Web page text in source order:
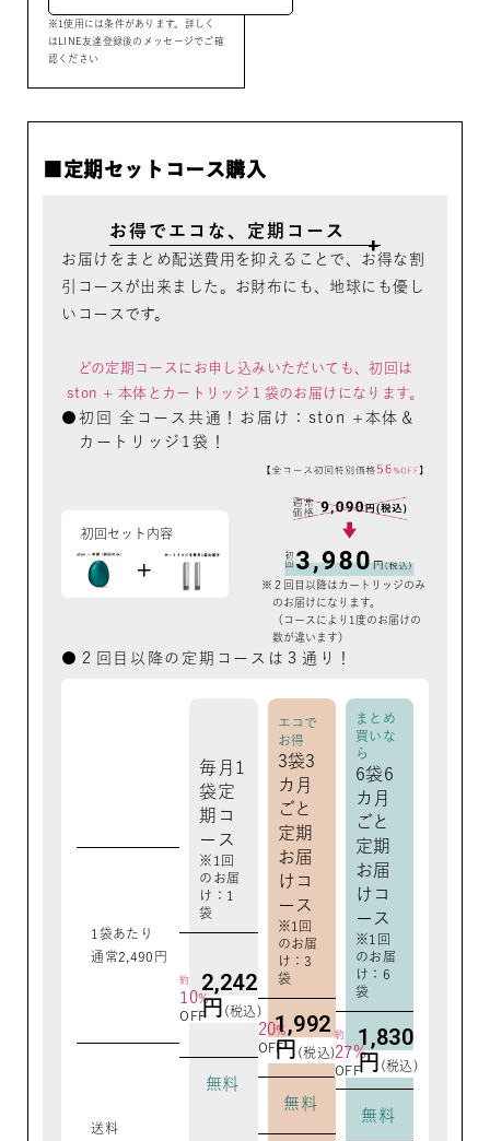
※1使用には条件があります。詳しく
はLINE友達登録後のメッセージでご確
認ください
■定期セットコース購入
お得でエコな、定期コース
お届けをまとめ配送費用を抑えることで、お得な割
引コースが出来ました。お財布にも、地球にも優し
いコースです。
どの定期コースにお申し込みいただいても、初回は
ston + 本体とカートリッジ１袋のお届けになります。
初回 全コース共通！お届け：ston +本体＆
カートリッジ1袋！
初回セット内容
２回目以降はカートリッジのみ
のお届けになります。
（コースにより1度のお届けの
数が違います）
２回目以降の定期コースは３通り！
1袋あたり
通常2,490円
送料
毎月1
袋定
期コ
ース
※1回
のお届
け：1
袋
約
10%
OFF
2,242
円 (税込)
無料
エコで
お得
3袋3
カ月
ごと
定期
お届
けコ
ース
※1回
のお届
け：3
袋
20%
OFF
1,992
円 (税込)
無料
まとめ
買いな
ら
6袋6
カ月
ごと
定期
お届
けコ
ース
※1回
のお届
け：6
袋
約
27%
OFF
1,830
円 (税込)
無料